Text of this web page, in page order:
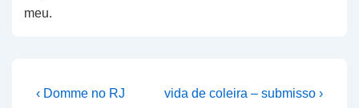
meu.
Navegação
Previous
‹ Domme no RJ
Next
vida de coleira – submisso ›